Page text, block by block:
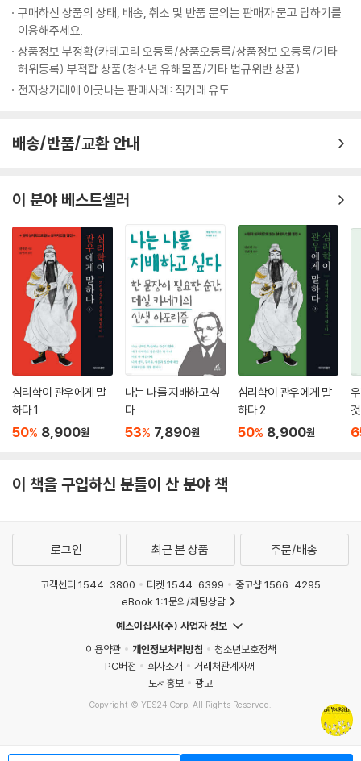
1. 북미 원주민식 이름 짓기
지금까지 수많은 질문에 답하면서 찾은 나의 이미지를 한 문장으로 정의해
서 이름을 지어보자. ‘바다 위로 뜨는 달’, ‘알을 깨고 나온 용기’, ‘유혹하는
공작새’ 등 북미 원주민들이 짓는 이름처럼 나의 이름을 은유적으로 지어
보자. 그리고 이름을 짓고 나면 그 이름을 상징하는 나만의 문양을 만들어
북미 원주민식 이름 : 나는 이다.
굳이 남들에게 존재 가치를 증명하려고 애쓰지 않아서, 언제 어디서나 자
기 모습 그대로 편안하게 존재한다. 그런 모습에 사람들은 홀린 듯이 끌린
다. 자기 자신으로 존재하는 것보다 더 매력적인 것은 없기 때문이다. 자신
의 존재를 신뢰하고 사랑하는 사람은 다른 사람의 인정이나 사랑이 필요하
지 않지만, 언제나 어디서나 더 많은 사랑과 인정, 관심이 쏟아진다.
나도 모르게 내가 가진 것이 부족하고, 남들이 인정할 만한 것이 없어 초라
하게 느껴지는 순간, ‘바로 지금이 내 존재를 신뢰하는 법을 배울 때’라는
것을 기억하자. 인정받고 싶은 욕구는 인정을 받아야 끝이 난다. 외부적인
조건이나 성취가 아닌 내 존재가 가진 것들을 나 스스로 충분히 인정해주
자. 내 손에 들려 있는 보석의 아름다움을 발견하며, 지금 이 순간 내가 이
미 ‘멋진 존재’라는 것을 즐겨보자. 외부적으로는 아무것도 없는데도 존재
자체에 집중하며 자신감에 충만한 사람은 그 누구보다 빛날 수밖에 없다.
구매하신 상품의 상태, 배송, 취소 및 반품 문의는 판매자 묻고 답하기를
이용해주세요.
상품정보 부정확(카테고리 오등록/상품오등록/상품정보 오등록/기타
허위등록) 부적합 상품(청소년 유해물품/기타 법규위반 상품)
전자상거래에 어긋나는 판매사례: 직거래 유도
배송/반품/교환 안내
이 분야 베스트셀러
심리학이 관우에게 말
하다 1
50% 8,900원
나는 나를 지배하고 싶
다
53% 7,890원
심리학이 관우에게 말
하다 2
50% 8,900원
이 책을 구입하신 분들이 산 분야 책
로그인 최근 본 상품 주문/배송
고객센터 1544-3800 티켓 1544-6399
중고샵 1566-4295
eBook 1:1문의/채팅상담
예스이십사(주) 사업자 정보
이용약관
개인정보처리방침
청소년보호정책
PC버전
회사소개
거래처관계자께
도서홍보
광고
Copyright © YES24 Corp. All Rights Reserved.